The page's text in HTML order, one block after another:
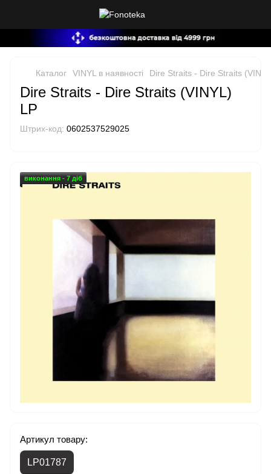
Каталог VINYL в наявності Dire Straits - Dire Straits
Dire Straits - Dire Straits (VINYL)
LP
Штрих-код: 0602537529025
виконання - 7 діб
Артикул товару:
LP01787